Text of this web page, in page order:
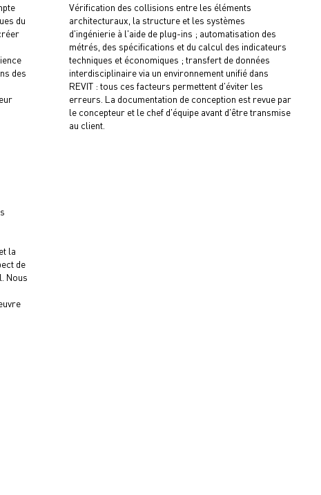
du
des
Vérification des collisions entre les éléments
architecturaux, la structure et les systèmes
d'ingénierie à l'aide de plug-ins ; automatisation des
métrés, des spécifications et du calcul des indicateurs
techniques et économiques ; transfert de données
interdisciplinaire via un environnement unifié dans
REVIT : tous ces facteurs permettent d'éviter les
erreurs. La documentation de conception est revue par
le concepteur et le chef d'équipe avant d'être transmise
au client.
la
de
Nous